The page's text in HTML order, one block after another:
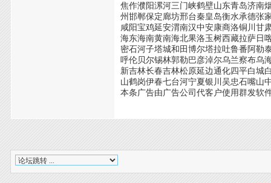
焦作濮阳漯河三门峡鹤壁山东青岛济南
州邯郸保定廊坊邢台秦皇岛衡水承德张
咸阳宝鸡延安渭南汉中安康商洛铜川甘
海东海南黄南海北果洛玉树西藏拉萨日
密石河子塔城和田博尔塔拉吐鲁番阿勒
呼伦贝尔锡林郭勒巴彦淖尔乌兰察布乌
新吉林长春吉林松原延边通化四平白城
山鹤岗伊春七台河宁夏银川吴忠石嘴山
本条广告由广告公司代客户使用群发软